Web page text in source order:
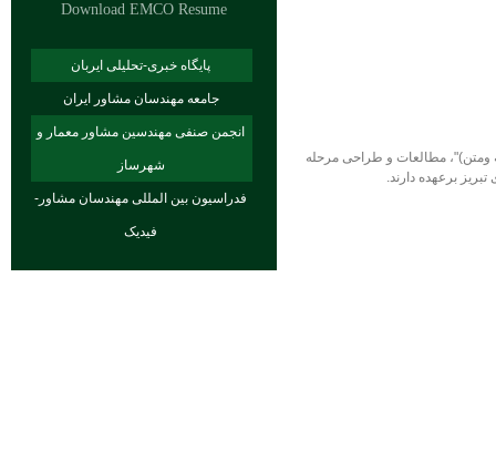
مطالعات و طراحی مرحله
Download EMCO Resume
پایگاه خبری-تحلیلی ایربان
جامعه مهندسان مشاور ایران
انجمن صنفی مهندسین مشاور معمار و
شهرساز
فدراسیون بین المللی مهندسان مشاور-
فیدیک